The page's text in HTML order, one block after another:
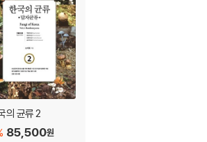
슴뿔버섯 / 절구버
/ 절구버섯 / 삿갓
의 균류 2
85,500원